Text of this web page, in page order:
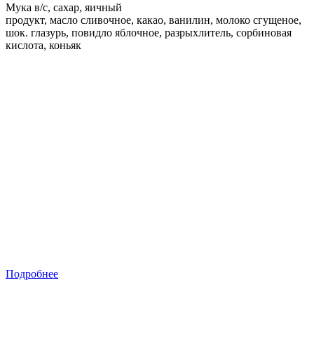
Мука в/с, сахар, яичный
продукт, масло сливочное, какао, ванилин, молоко сгущеное,
шок. глазурь, повидло яблочное, разрыхлитель, сорбиновая
кислота, коньяк
Подробнее